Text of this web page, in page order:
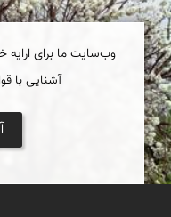
وب‌سایت ما برای ارایه
آشنایی با